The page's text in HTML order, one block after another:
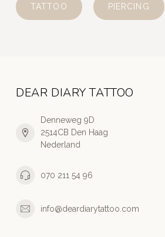
TATTOO PIERCING
DEAR DIARY TATTOO
Denneweg 9D
2514CB Den Haag
Nederland
070 211 54 96
info@deardiarytattoo.com